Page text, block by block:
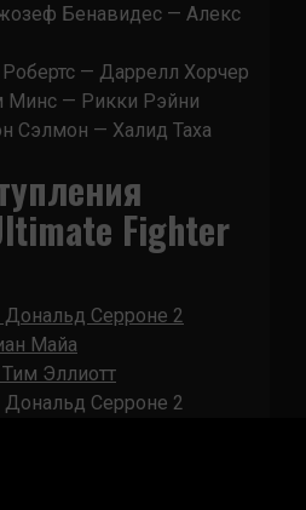
Бенавидес — Алекс
— Даррелл Хорчер
Минс — Рикки Рэйни
Сэлмон — Халид Таха
Fighter
Серроне 2
Майа
Эллиотт
Серроне 2